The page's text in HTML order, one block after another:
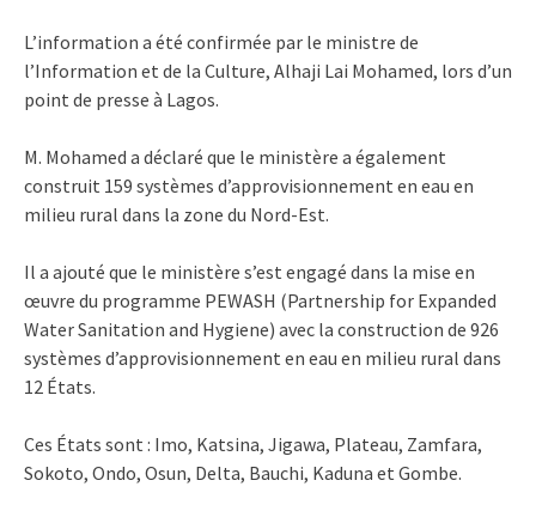
L’information a été confirmée par le ministre de
l’Information et de la Culture, Alhaji Lai Mohamed, lors d’un
point de presse à Lagos.
M. Mohamed a déclaré que le ministère a également
construit 159 systèmes d’approvisionnement en eau en
milieu rural dans la zone du Nord-Est.
Il a ajouté que le ministère s’est engagé dans la mise en
œuvre du programme PEWASH (Partnership for Expanded
Water Sanitation and Hygiene) avec la construction de 926
systèmes d’approvisionnement en eau en milieu rural dans
12 États.
Ces États sont : Imo, Katsina, Jigawa, Plateau, Zamfara,
Sokoto, Ondo, Osun, Delta, Bauchi, Kaduna et Gombe.